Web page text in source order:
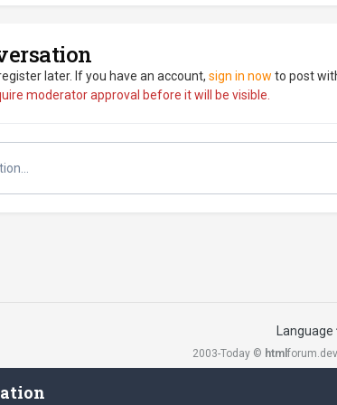
later. If you have an account, sign in now to post
moderator approval before it will be visible.
Language
2003-Today © html forum.dev